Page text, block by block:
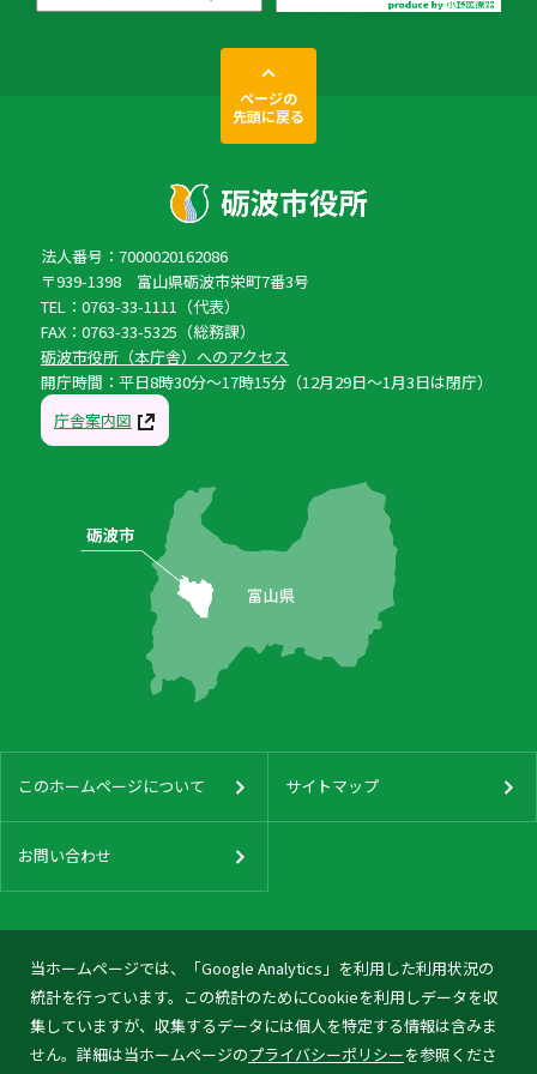
当ホームページでは、「Google Analytics」を利用した利用状況の
統計を行っています。この統計のためにCookieを利用しデータを収
集していますが、収集するデータには個人を特定する情報は含みま
せん。詳細は当ホームページのプライバシーポリシーを参照くださ
ページの
先頭に戻る
法人番号：7000020162086
〒939-1398 富山県砺波市栄町7番3号
TEL：0763-33-1111（代表）
FAX：0763-33-5325（総務課）
砺波市役所（本庁舎）へのアクセス
開庁時間：平日8時30分〜17時15分（12月29日〜1月3日は閉庁）
庁舎案内図
このホームページについて サイトマップ
お問い合わせ